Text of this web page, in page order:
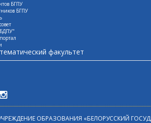
БГПУ
БГПУ
факультет
ОБРАЗОВАНИЯ «БЕЛОРУССКИЙ